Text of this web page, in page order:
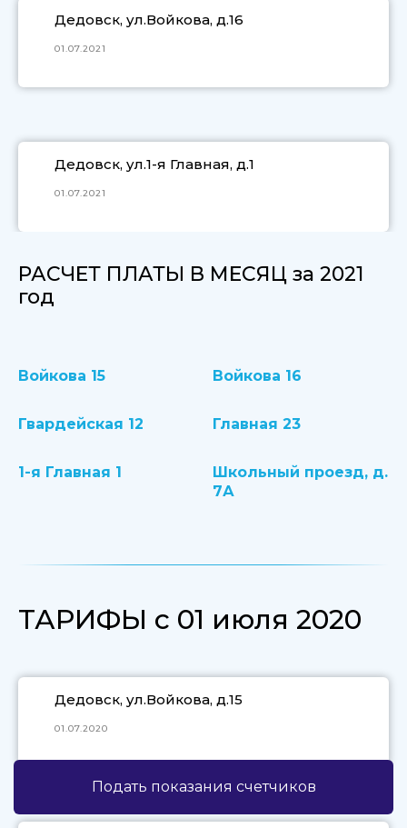
Дедовск, ул.Войкова, д.16
01.07.2021
Дедовск, ул.1-я Главная, д.1
01.07.2021
РАСЧЕТ ПЛАТЫ В МЕСЯЦ за 2021
год
Войкова 15 Войкова 16
Гвардейская 12 Главная 23
1-я Главная 1
Школьный проезд, д.
7А
ТАРИФЫ с 01 июля 2020
Дедовск, ул.Войкова, д.15
01.07.2020
Подать показания счетчиков